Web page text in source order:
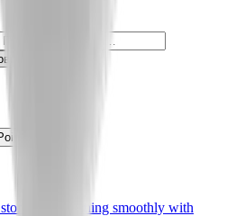
of Sale
shifts running smoothly with